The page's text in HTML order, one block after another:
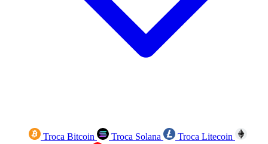
Troca Bitcoin Troca Solana
Troca Litecoin